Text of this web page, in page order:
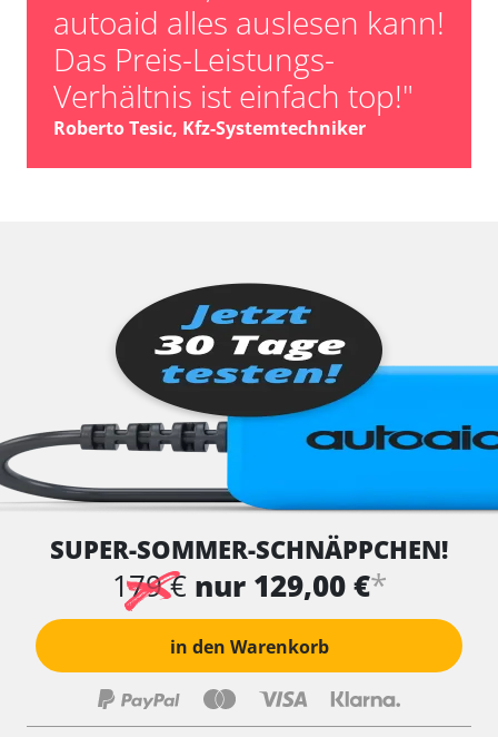
autoaid alles auslesen kann!
Das Preis-Leistungs-
Verhältnis ist einfach top!"
Roberto Tesic, Kfz-Systemtechniker
SUPER-SOMMER-SCHNÄPPCHEN!
179 € nur 129,00 €*
in den Warenkorb